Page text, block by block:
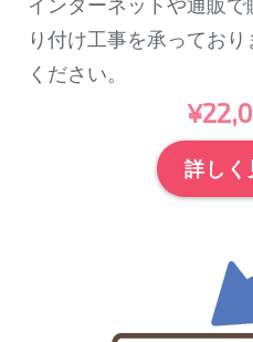
り付け工事を承ってお
ください。
詳しく